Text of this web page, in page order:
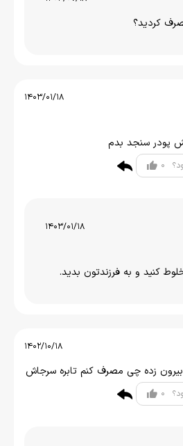
کردید؟
1403/01/18
0
1403/01/18
کنید و به فرزندتون بدید.
1402/10/18
زده چی مصرف کنم تابره سرجاش
0